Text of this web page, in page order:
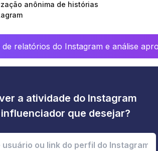
anônima de histórias
relatórios do Instagram e análise
a atividade do Instagram
que desejar?